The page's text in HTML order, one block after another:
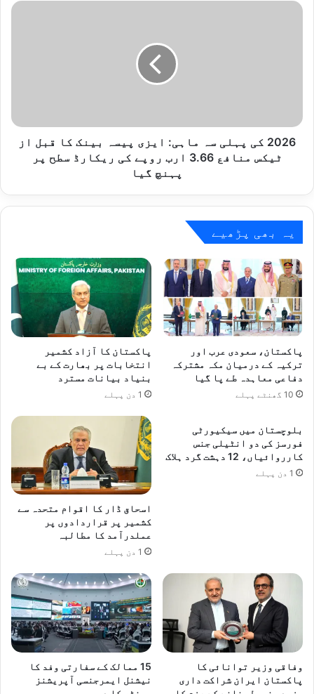
کی
2026
کا
قبل
کی
ریکارڈ
سطح
پر
پہنچ
گیا
2026 کی پہلی سہ ماہی: ایزی پیسہ بینک کا قبل از
ٹیکس منافع 3.66 ارب روپے کی ریکارڈ سطح پر
پہنچ گیا
یہ بھی پڑھیے
پاکستان، سعودی عرب اور
ترکیہ کے درمیان مکہ مشترکہ
دفاعی معاہدہ طے پا گیا
10 گھنٹے پہلے
پاکستان کا آزاد کشمیر
انتخابات پر بھارت کے بے
بنیاد بیانات مسترد
1 دن پہلے
بلوچستان میں سیکیورٹی
فورسز کی دو انٹیلی جنس
کارروائیاں، 12 دہشت گرد ہلاک
1 دن پہلے
اسحاق ڈار کا اقوام متحدہ سے
کشمیر پر قراردادوں پر
عملدرآمد کا مطالبہ
1 دن پہلے
وفاقی وزیر توانائی کا
پاکستان ایران شراکت داری
15 ممالک کے سفارتی وفد کا
نیشنل ایمرجنسی آپریشنز